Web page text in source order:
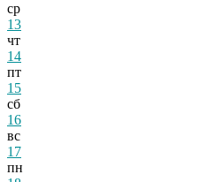
ср
13
чт
14
пт
15
сб
16
вс
17
пн